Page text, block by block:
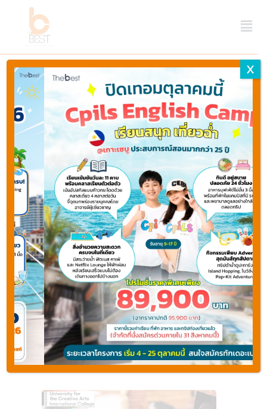
Home Canterbury - แคนเทอร์เบอรี
Properties listed in
Canterbury - แคน
เทอร์เบอรี
Types
Categories
States
Canterbury แคนเทอร์เบอรี
Areas
Default
8
Canterbury
-
แคน
เท
อร์เบ
อรี
Epsom
-
เอป
ซัม,
Farnham
-
ฟาร์
แนม,
Rochester
X